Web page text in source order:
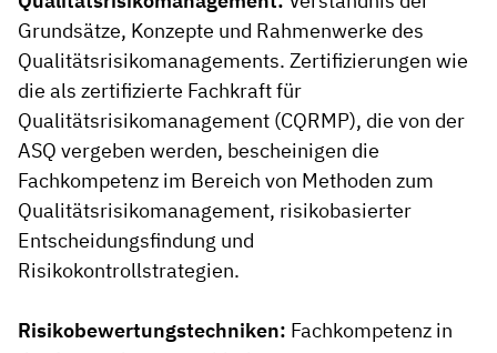
Grundsätze, Konzepte und Rahmenwerke des
Qualitätsrisikomanagements. Zertifizierungen wie
die als zertifizierte Fachkraft für
Qualitätsrisikomanagement (CQRMP), die von der
ASQ vergeben werden, bescheinigen die
Fachkompetenz im Bereich von Methoden zum
Qualitätsrisikomanagement, risikobasierter
Entscheidungsfindung und
Risikokontrollstrategien.
Risikobewertungstechniken: Fachkompetenz in